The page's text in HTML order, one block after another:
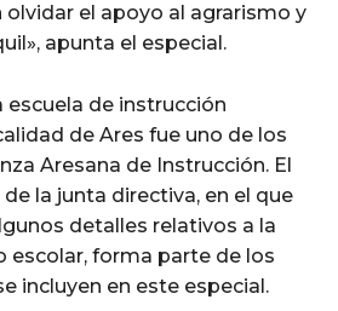
olvidar el apoyo al agrarismo y
apunta el especial.
escuela de instrucción
de Ares fue uno de los
Aresana de Instrucción. El
la junta directiva, en el que
detalles relativos a la
escolar, forma parte de los
incluyen en este especial.